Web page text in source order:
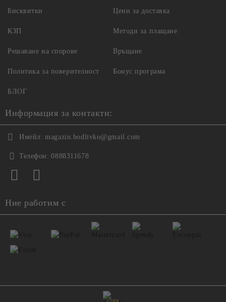
Бисквитки
КЗП
Решаване на спорове
Политика за поверителност
Цени за доставка
Методи за плащане
Връщане
Бонус програма
БЛОГ
Информация за контакти:
Имейл: magazin.bodlivko@gmail.com
Телефон: 0888311678
Ние работим с
GDPR